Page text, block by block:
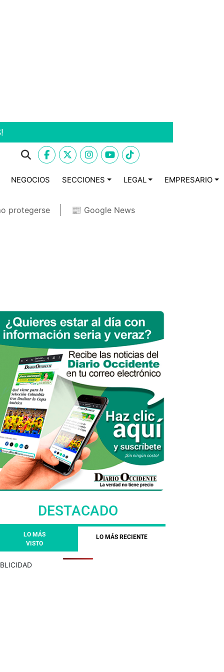
NEGOCIOS SECCIONES LEGAL EMPRESARIO
protegerse 📰 Google News
DESTACADO
LO MÁS
VISTO
LO MÁS RECIENTE